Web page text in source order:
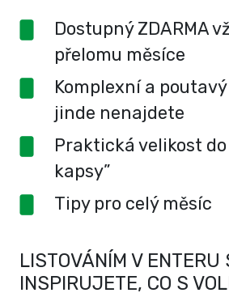
Dostupný ZDARMA
přelomu měsíce
Komplexní a
jinde nenajdete
Praktická velikost do
kapsy”
Tipy pro celý měsíc
LISTOVÁNÍM V ENTERU
INSPIRUJETE, CO S